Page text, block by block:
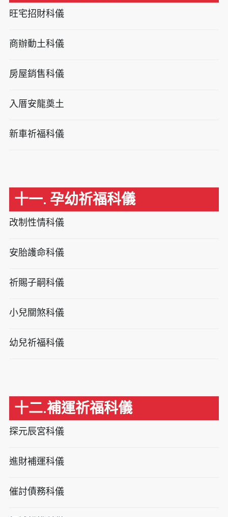
旺宅招財科儀
商辦動土科儀
房屋銷售科儀
入厝安龍奠土
新車祈福科儀
十一. 孕幼祈福科儀
改制性情科儀
安胎護命科儀
祈賜子嗣科儀
小兒關煞科儀
幼兒祈福科儀
十二.補運祈福科儀
探元辰宮科儀
進財補運科儀
催討債務科儀